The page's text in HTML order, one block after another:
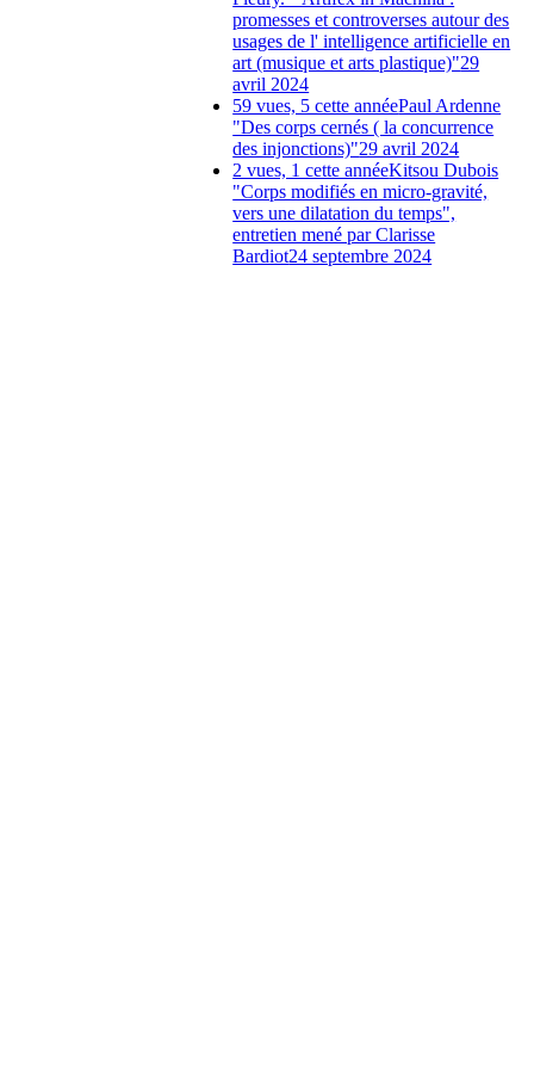
promesses et controverses autour des
usages de l' intelligence artificielle en
art (musique et arts plastique)"29
avril 2024
59 vues, 5 cette annéePaul Ardenne
"Des corps cernés ( la concurrence
des injonctions)"29 avril 2024
2 vues, 1 cette annéeKitsou Dubois
"Corps modifiés en micro-gravité,
vers une dilatation du temps",
entretien mené par Clarisse
Bardiot24 septembre 2024